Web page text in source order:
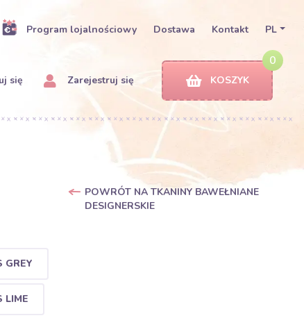
Program lojalnościowy Dostawa Kontakt PL
się Zarejestruj się
0
KOSZYK
POWRÓT NA TKANINY BAWEŁNIANE
DESIGNERSKIE
GREY
LIME